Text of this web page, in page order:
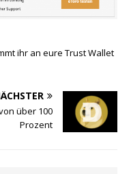
ihr an eure Trust Wallet
über 100
Prozent